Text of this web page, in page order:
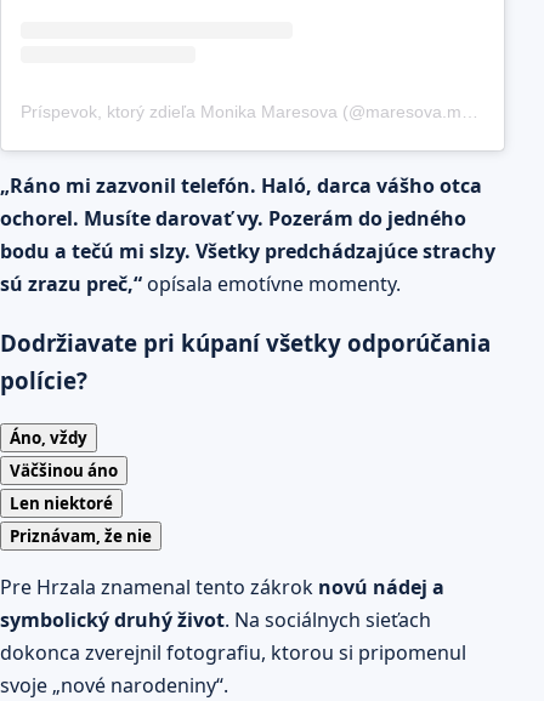
„Ráno mi zazvonil telefón. Haló, darca vášho otca
ochorel. Musíte darovať vy. Pozerám do jedného
bodu a tečú mi slzy. Všetky predchádzajúce strachy
sú zrazu preč,“opísala emotívne momenty.
Dodržiavate pri kúpaní všetky odporúčania
polície?
Áno, vždy
Väčšinou áno
Len niektoré
Priznávam, že nie
Pre Hrzala znamenal tento zákrok novú nádej a
symbolický druhý život. Na sociálnych sieťach
dokonca zverejnil fotografiu, ktorou si pripomenul
svoje „nové narodeniny“.